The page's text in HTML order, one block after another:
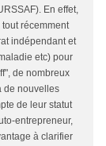
En effet,
récemment
indépendant et
etc) pour
de nombreux
de nouvelles
de leur statut
entrepreneur,
à clarifier